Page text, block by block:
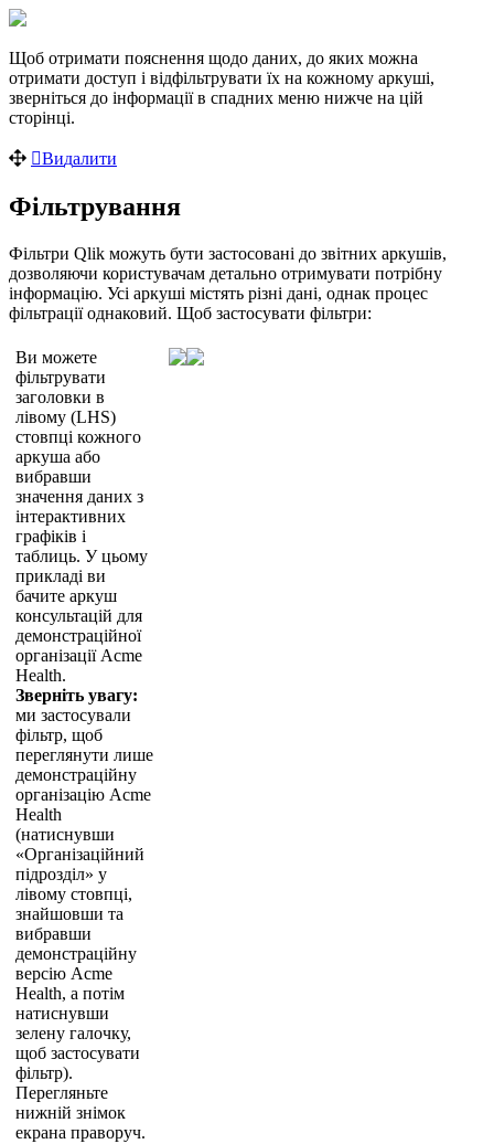
Щоб отримати пояснення щодо даних, до яких можна
отримати доступ і відфільтрувати їх на кожному аркуші,
зверніться до інформації в спадних меню нижче на цій
сторінці.
Видалити
Фільтрування
Фільтри Qlik можуть бути застосовані до звітних аркушів,
дозволяючи користувачам детально отримувати потрібну
інформацію. Усі аркуші містять різні дані, однак процес
фільтрації однаковий. Щоб застосувати фільтри:
Ви можете
фільтрувати
заголовки в
лівому (LHS)
стовпці кожного
аркуша або
вибравши
значення даних з
інтерактивних
графіків і
таблиць. У цьому
прикладі ви
бачите аркуш
консультацій для
демонстраційної
організації Acme
Health.
Зверніть увагу:
ми застосували
фільтр, щоб
переглянути лише
демонстраційну
організацію Acme
Health
(натиснувши
«Організаційний
підрозділ» у
лівому стовпці,
знайшовши та
вибравши
демонстраційну
версію Acme
Health, а потім
натиснувши
зелену галочку,
щоб застосувати
фільтр).
Перегляньте
нижній знімок
екрана праворуч.